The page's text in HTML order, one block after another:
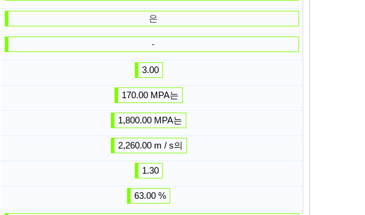
은
-
3.00
170.00 MPA는
1,800.00 MPA는
2,260.00 m / s의
1.30
63.00 %